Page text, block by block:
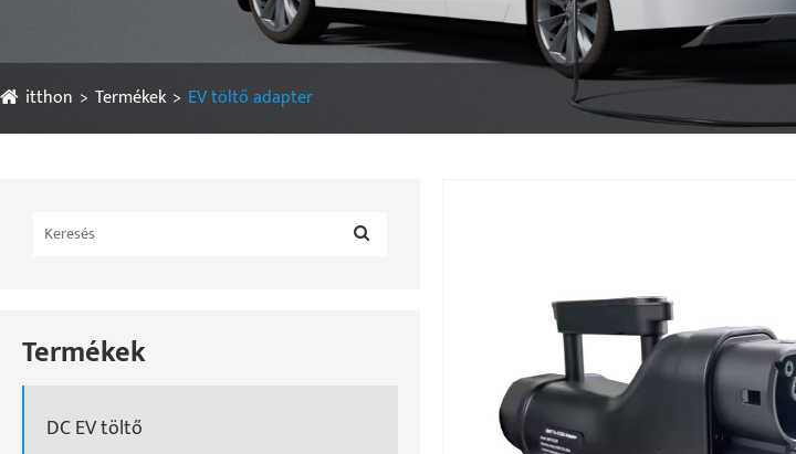
itthon Termékek EV töltő adapter
Termékek
DC EV töltő